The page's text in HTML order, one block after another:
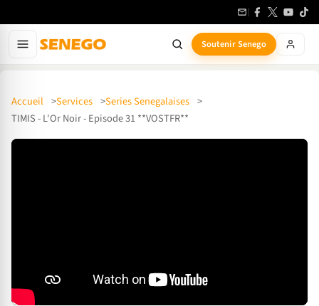
Soutenir Senego
Accueil Services
Series Senegalaises
TIMIS - L'Or Noir - Episode 31 **VOSTFR**